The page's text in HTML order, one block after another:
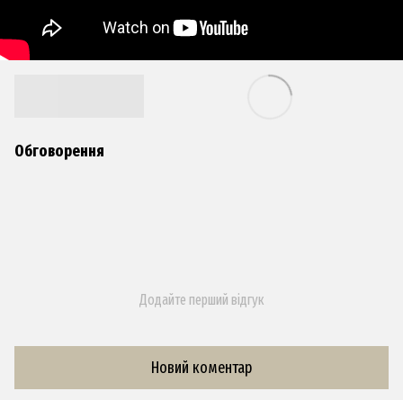
Обговорення
Додайте перший відгук
Новий коментар